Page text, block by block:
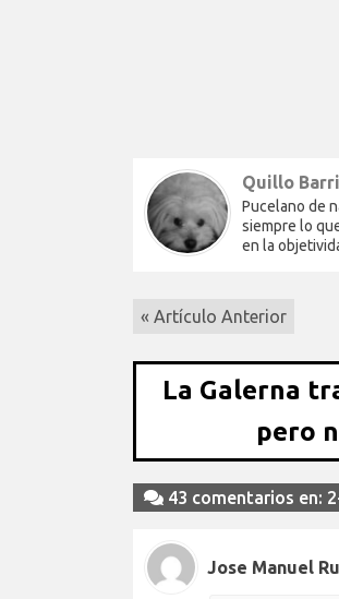
Quillo
Pucelano de
siempre lo
en la
« Artículo Anterior
La Galerna
pero
43 comentarios en:
Jose Manuel